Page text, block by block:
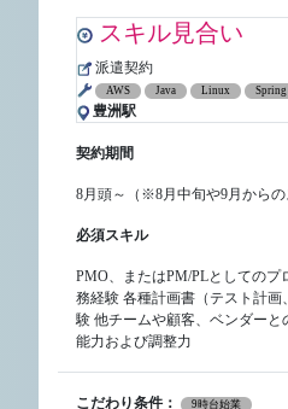
スキル見合い
派遣契約
AWS Java Linux Spring
豊洲駅
契約期間
8月頭～（※8月中旬や9月からの
必須スキル
PMO、またはPM/PLとしての
務経験 各種計画書（テスト計
験 他チームや顧客、ベンダー
能力および調整力
こだわり条件： 9時台始業